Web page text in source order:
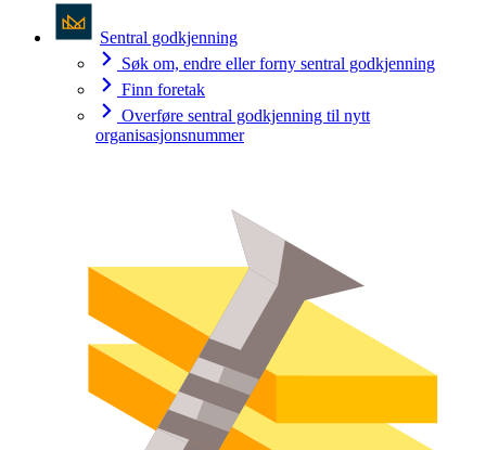
Sentral godkjenning
Søk om, endre eller forny sentral godkjenning
Finn foretak
Overføre sentral godkjenning til nytt
organisasjonsnummer